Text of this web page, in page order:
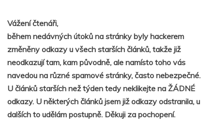
Vážení čtenáři,
během nedávných útoků na stránky byly hackerem
změněny odkazy u všech starších článků, takže již
neodkazují tam, kam původně, ale namísto toho vás
navedou na různé spamové stránky, často nebezpečné.
U článků starších než týden tedy neklikejte na ŽÁDNÉ
odkazy. U některých článků jsem již odkazy odstranila, u
dalších to udělám postupně. Děkuji za pochopení.